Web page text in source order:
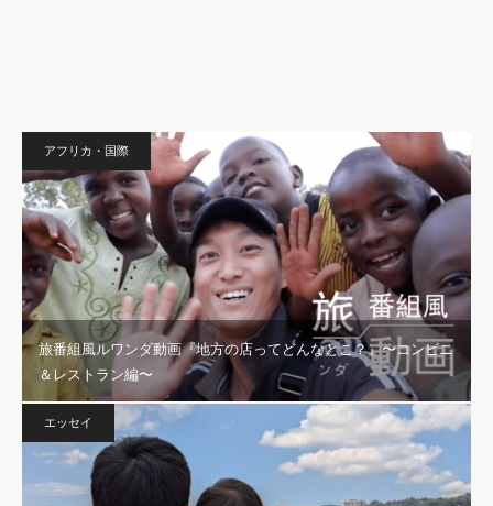
アフリカ・国際
旅番組風ルワンダ動画『地方の店ってどんなとこ？』〜コンビニ
＆レストラン編〜
エッセイ